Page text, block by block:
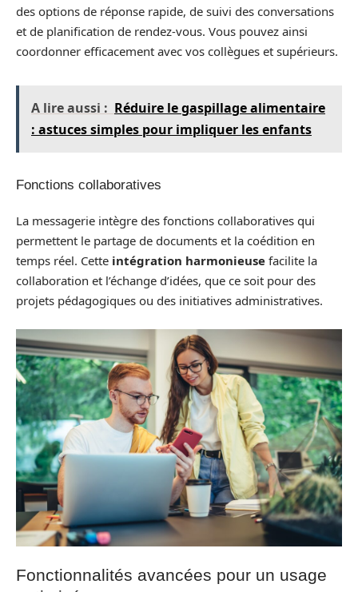
des options de réponse rapide, de suivi des conversations
et de planification de rendez-vous. Vous pouvez ainsi
coordonner efficacement avec vos collègues et supérieurs.
A lire aussi : Réduire le gaspillage alimentaire
: astuces simples pour impliquer les enfants
Fonctions collaboratives
La messagerie intègre des fonctions collaboratives qui
permettent le partage de documents et la coédition en
temps réel. Cette intégration harmonieuse facilite la
collaboration et l’échange d’idées, que ce soit pour des
projets pédagogiques ou des initiatives administratives.
Fonctionnalités avancées pour un usage